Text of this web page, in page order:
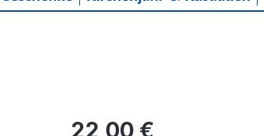
Regulärer Preis:
22,00 €